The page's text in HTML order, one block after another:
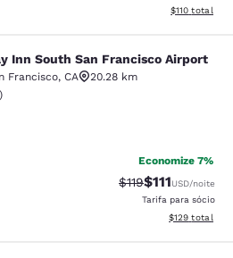
Exibir
$110 total
San Francisco
Inn South San Francisco Airport
Francisco, CA
20.28 km
3.26 estrelas. Bom. 114 avaliações
)
Economize 7%
Tarifa anterior
$119Tarifa com
$111USD/noite
Tarifa para sócio
Exibir
$129 total